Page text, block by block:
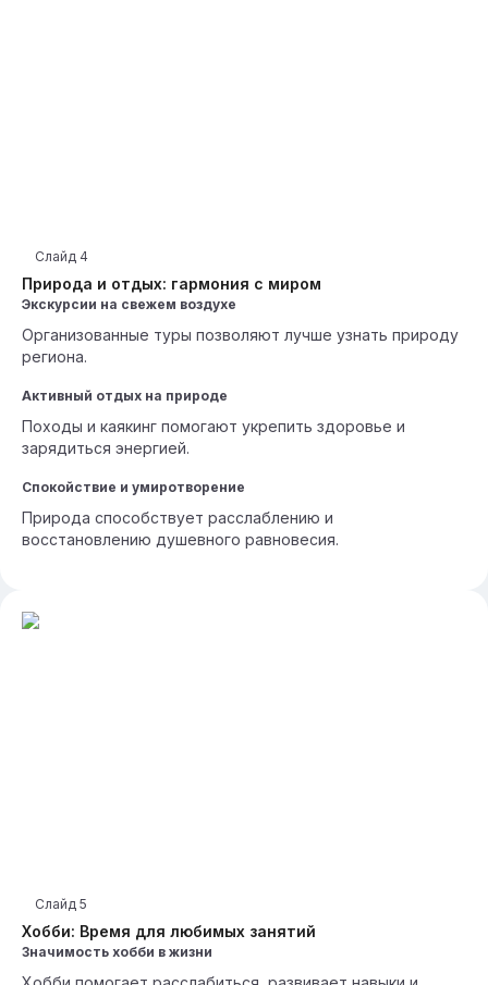
Природа и отдых: гармония с миром
Слайд 4
Экскурсии на свежем воздухе
Организованные туры позволяют лучше узнать природу
региона.
Активный отдых на природе
Походы и каякинг помогают укрепить здоровье и
зарядиться энергией.
Спокойствие и умиротворение
Природа способствует расслаблению и
восстановлению душевного равновесия.
Хобби: Время для любимых занятий
Слайд 5
Значимость хобби в жизни